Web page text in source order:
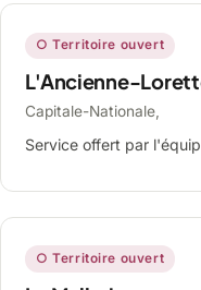
○ Territoire ouvert
L'Ancienne-
Capitale-Nationale,
Service offert par
○ Territoire ouvert